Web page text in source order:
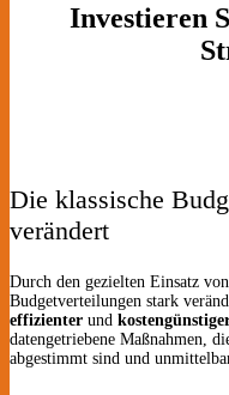
Investieren
Die klassische
verändert
Durch den gezielten Einsatz von
Budgetverteilungen stark
effizienter und
datengetriebene Maßnahmen,
abgestimmt sind und